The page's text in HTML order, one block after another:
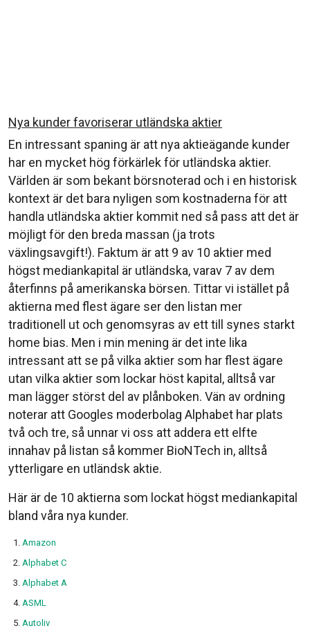
Nya kunder favoriserar utländska aktier
En intressant spaning är att nya aktieägande kunder
har en mycket hög förkärlek för utländska aktier.
Världen är som bekant börsnoterad och i en historisk
kontext är det bara nyligen som kostnaderna för att
handla utländska aktier kommit ned så pass att det är
möjligt för den breda massan (ja trots
växlingsavgift!). Faktum är att 9 av 10 aktier med
högst mediankapital är utländska, varav 7 av dem
återfinns på amerikanska börsen. Tittar vi istället på
aktierna med flest ägare ser den listan mer
traditionell ut och genomsyras av ett till synes starkt
home bias. Men i min mening är det inte lika
intressant att se på vilka aktier som har flest ägare
utan vilka aktier som lockar höst kapital, alltså var
man lägger störst del av plånboken. Vän av ordning
noterar att Googles moderbolag Alphabet har plats
två och tre, så unnar vi oss att addera ett elfte
innahav på listan så kommer BioNTech in, alltså
ytterligare en utländsk aktie.
Här är de 10 aktierna som lockat högst mediankapital
bland våra nya kunder.
Amazon
Alphabet C
Alphabet A
ASML
Autoliv